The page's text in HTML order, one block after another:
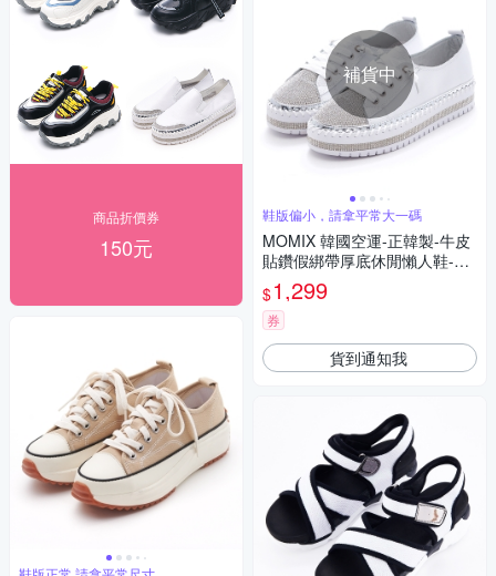
商品折價券
150元
補貨中
鞋版偏小，請拿平常大一碼
MOMIX 韓國空運-正韓製-牛皮
貼鑽假綁帶厚底休閒懶人鞋-白
色
$1,299
券
貨到通知我